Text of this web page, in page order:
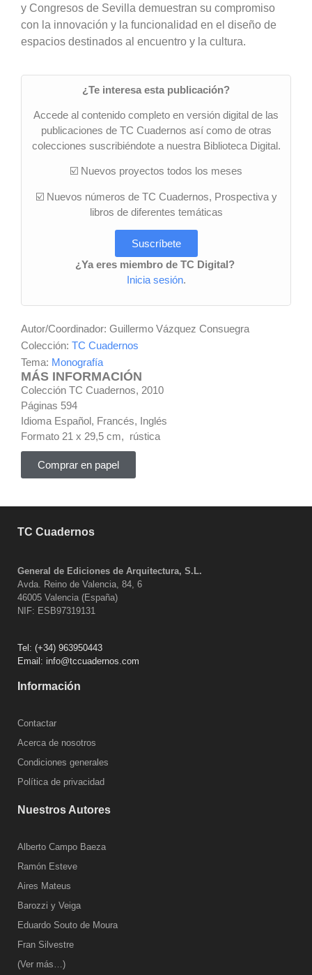
y Congresos de Sevilla demuestran su compromiso
con la innovación y la funcionalidad en el diseño de
espacios destinados al encuentro y la cultura.
¿Te interesa esta publicación?
Accede al contenido completo en versión digital de las
publicaciones de TC Cuadernos así como de otras
colecciones suscribiéndote a nuestra Biblioteca Digital.
☑️ Nuevos proyectos todos los meses
☑️ Nuevos números de TC Cuadernos, Prospectiva y
libros de diferentes temáticas
Suscríbete
¿Ya eres miembro de TC Digital?
Inicia sesión.
Autor/Coordinador: Guillermo Vázquez Consuegra
Colección: TC Cuadernos
Tema: Monografía
MÁS INFORMACIÓN
Colección TC Cuadernos, 2010
Páginas 594
Idioma Español, Francés, Inglés
Formato 21 x 29,5 cm, rústica
Comprar en papel
TC Cuadernos
General de Ediciones de Arquitectura, S.L.
Avda. Reino de Valencia, 84, 6
46005 Valencia (España)
NIF: ESB97319131
Tel: (+34) 963950443
Email: info@tccuadernos.com
Información
Contactar
Acerca de nosotros
Condiciones generales
Política de privacidad
Nuestros Autores
Alberto Campo Baeza
Ramón Esteve
Aires Mateus
Barozzi y Veiga
Eduardo Souto de Moura
Fran Silvestre
(Ver más…)